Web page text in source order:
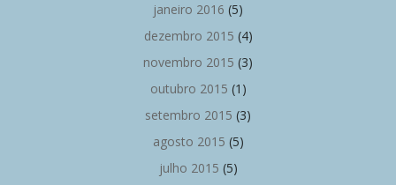
janeiro 2016 (5)
dezembro 2015 (4)
novembro 2015 (3)
outubro 2015 (1)
setembro 2015 (3)
agosto 2015 (5)
julho 2015 (5)